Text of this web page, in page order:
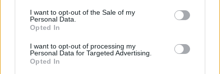
I want to opt-out of the Sale of my
Personal Data.
Opted In
I want to opt-out of processing my
Personal Data for Targeted Advertising.
Opted In
2026. augusztus 06., csütörtök